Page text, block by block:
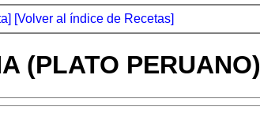
[Volver al índice de Recetas]
(PLATO PERUANO)